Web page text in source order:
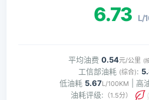
6.73 L/
平均油费 0.54元/公里 (
工信部油耗 (综合):
低油耗 5.67L/100KM | 高
油耗评级: （1.5分）